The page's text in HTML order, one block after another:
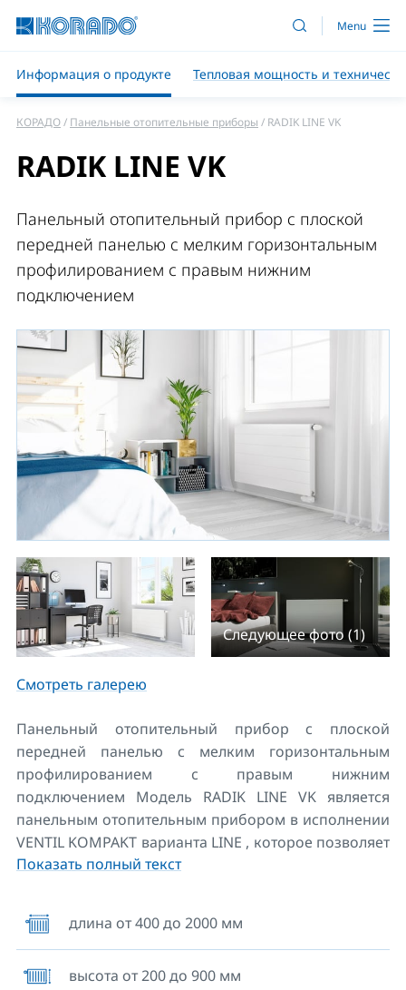
Информация о продукте Тепловая мощность и
КОРАДО Панельные отопительные приборы RADIK LINE VK
RADIK LINE VK
Панельный отопительный прибор с плоской
передней панелью с мелким горизонтальным
профилированием c правым нижним
подключением
Следующее фото (1)
Смотреть галерею
Панельный отопительный прибор с плоской
передней панелью с мелким горизонтальным
профилированием c правым нижним
подключением Модель RADIK LINE VK является
панельным отопительным прибором в исполнении
VENTIL KOMPAKT варианта LINE , которое позволяет
правое нижнее подключение к отопительной
стороны у этой модели приварены две верхние и
две нижние крепежные скобы, у панельных
отопительных приборов длиной 1800 мм и больше
приварено шесть крепежных скоб. Исключением
Показать полный текст
длина от 400 до 2000 мм
высота от 200 до 900 мм